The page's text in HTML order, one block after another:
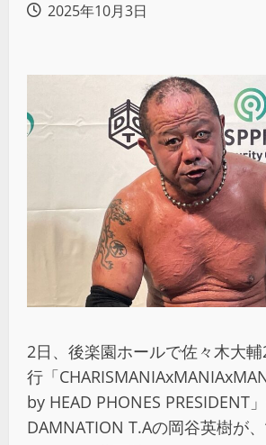
2025年10月3日
2日、後楽園ホールで佐々木大
行「
by HEAD PHONES PRESIDENT」
DAMNATION T.Aの岡谷英樹が